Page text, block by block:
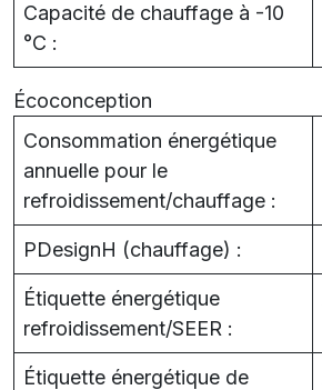
Capacité de chauffage à -10
°C :
Écoconception
Consommation énergétique
annuelle pour le
refroidissement/chauffage :
PDesignH (chauffage) :
Étiquette énergétique
refroidissement/SEER :
Étiquette énergétique de